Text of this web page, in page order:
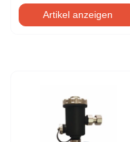
Artikel anzeigen